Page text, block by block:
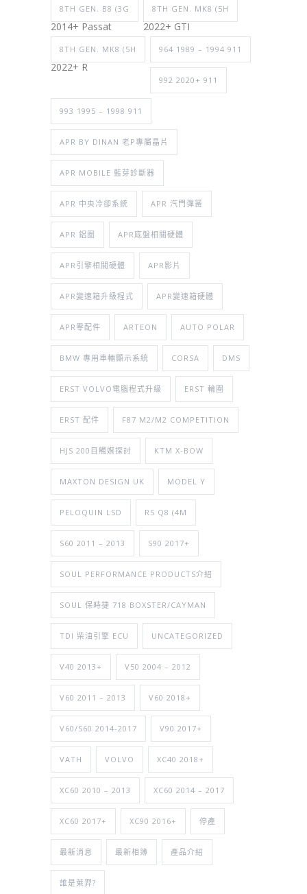
8TH GEN. B8 (3G
2014+ Passat
8TH GEN. MK8 (5H
2022+ GTI
8TH GEN. MK8 (5H
2022+ R
964 1989 – 1994 911
992 2020+ 911
993 1995 – 1998 911
APR BY DINAN 老P專屬晶片
APR MOBILE 藍芽診斷器
APR 中央冷卻系統 APR 汽門彈簧
APR 鋁圈 APR底盤相關硬體
APR引擎相關硬體 APR影片
APR變速箱升級程式 APR變速箱硬體
APR零配件 ARTEON AUTO POLAR
BMW 專用車輛顯示系統 CORSA DMS
ERST VOLVO電腦程式升級 ERST 輪圈
ERST 配件 F87 M2/M2 COMPETITION
HJS 200目觸媒探討 KTM X-BOW
MAXTON DESIGN UK MODEL Y
PELOQUIN LSD RS Q8 (4M
S60 2011 – 2013 S90 2017+
SOUL PERFORMANCE PRODUCTS介紹
SOUL 保時捷 718 BOXSTER/CAYMAN
TDI 柴油引擎 ECU UNCATEGORIZED
V40 2013+ V50 2004 – 2012
V60 2011 – 2013 V60 2018+
V60/S60 2014-2017 V90 2017+
VATH VOLVO XC40 2018+
XC60 2010 – 2013 XC60 2014 – 2017
XC60 2017+ XC90 2016+ 停產
最新消息 最新相簿 產品介紹
誰是萊羿?